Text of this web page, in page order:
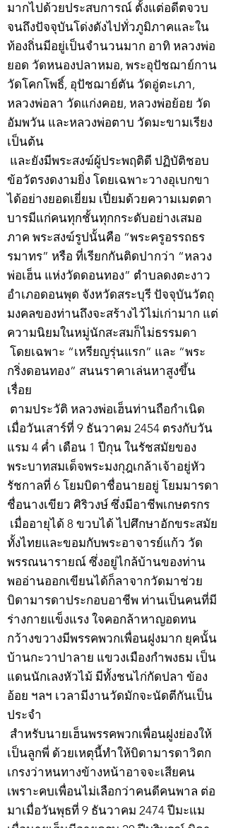
มากไปด้วยประสบการณ์ ตั้งแต่อดีตจวบ
จนถึงปัจจุบันโด่งดังไปทั่วภูมิภาคและใน
ท้องถิ่นมีอยู่เป็นจำนวนมาก อาทิ หลวงพ่อ
ยอด วัดหนองปลาหมอ, พระอุปัชฌาย์กาน
วัดโคกโพธิ์, อุปัชฌาย์ตัน วัดอู่ตะเภา,
หลวงพ่อลา วัดแก่งคอย, หลวงพ่อย้อย วัด
อัมพวัน และหลวงพ่อตาบ วัดมะขามเรียง
เป็นต้น
และยังมีพระสงฆ์ผู้ประพฤติดี ปฏิบัติชอบ
ข้อวัตรงดงามยิ่ง โดยเฉพาะวางอุเบกขา
ได้อย่างยอดเยี่ยม เปี่ยมด้วยความเมตตา
บารมีแก่คนทุกชั้นทุกกระดับอย่างเสมอ
ภาค พระสงฆ์รูปนั้นคือ “พระครูอรรถธร
รมาทร” หรือ ที่เรียกกันติดปากว่า “หลวง
พ่อเฮ็น แห่งวัดดอนทอง” ตำบลดงตะงาว
อำเภอดอนพุด จังหวัดสระบุรี ปัจจุบันวัตถุ
มงคลของท่านถึงจะสร้างไว้ไม่เก่ามาก แต่
ความนิยมในหมู่นักสะสมก็ไม่ธรรมดา
โดยเฉพาะ “เหรียญรุ่นแรก” และ “พระ
กริ่งดอนทอง” สนนราคาเล่นหาสูงขึ้น
เรื่อย
ตามประวัติ หลวงพ่อเฮ็นท่านถือกำเนิด
เมื่อวันเสาร์ที่ 9 ธันวาคม 2454 ตรงกับวัน
แรม 4 ค่ำ เดือน 1 ปีกุน ในรัชสมัยของ
พระบาทสมเด็จพระมงกุฎเกล้าเจ้าอยู่หัว
รัชกาลที่ 6 โยมบิดาชื่อนายอยู่ โยมมารดา
ชื่อนางเขียว ศิริวงษ์ ซึ่งมีอาชีพเกษตรกร
เมื่ออายุได้ 8 ขวบได้ ไปศึกษาอักขระสมัย
ทั้งไทยและขอมกับพระอาจารย์แก้ว วัด
พรรณนารายณ์ ซึ่งอยู่ไกล้บ้านของท่าน
พออ่านออกเขียนได้ก็ลาจากวัดมาช่วย
บิดามารดาประกอบอาชีพ ท่านเป็นคนที่มี
ร่างกายแข็งแรง ใจคอกล้าหาญอดทน
กว้างขวางมีพรรคพวกเพื่อนฝูงมาก ยุคนั้น
บ้านกะวาปาลาย แขวงเมืองกำพงธม เป็น
แดนนักเลงหัวไม้ มีทั้งชนไก่กัดปลา ข้อง
อ้อย ฯลฯ เวลามีงานวัดมักจะนัดตีกันเป็น
ประจำ
สำหรับนายเฮ็นพรรคพวกเพื่อนฝูงย่องให้
เป็นลูกพี่ ด้วยเหตุนี้ทำให้บิดามารดาวิตก
เกรงว่าหนทางข้างหน้าอาจจะเสียคน
เพราะคบเพื่อนไม่เลือกว่าคนดีคนพาล ต่อ
มาเมื่อวันพุธที่ 9 ธันวาคม 2474 ปีมะแม